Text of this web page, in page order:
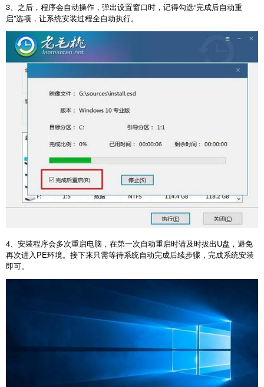
3 、之后，程序会自动操作，弹出设置窗口时，记得勾选“完成后自动重
启”选项，让系统安装过程全自动执行。
4、安装程序会多次重启电脑，在第一次自动重启时请及时拔出U盘，避免
再次进入PE环境。接下来只需等待系统自动完成后续步骤，完成系统安装
即可。